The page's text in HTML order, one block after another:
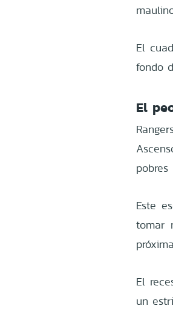
El
fondo
El
pobres
Este
tomar
El
un